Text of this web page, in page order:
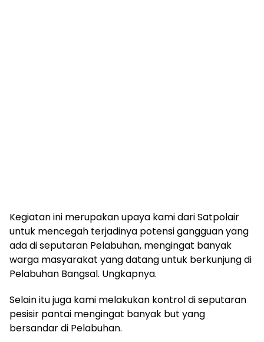
Kegiatan ini merupakan upaya kami dari Satpolair
untuk mencegah terjadinya potensi gangguan yang
ada di seputaran Pelabuhan, mengingat banyak
warga masyarakat yang datang untuk berkunjung di
Pelabuhan Bangsal. Ungkapnya.
Selain itu juga kami melakukan kontrol di seputaran
pesisir pantai mengingat banyak but yang
bersandar di Pelabuhan.